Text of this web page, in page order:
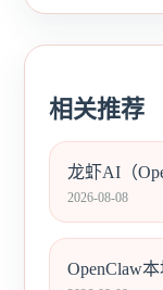
相关推荐
龙虾AI（
2026-08-08
OpenClaw